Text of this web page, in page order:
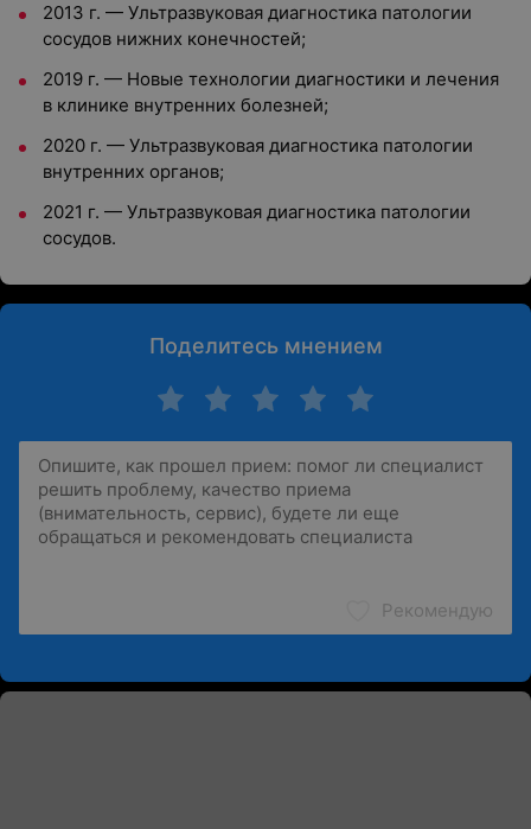
2013 г. — Ультразвуковая диагностика патологии
сосудов нижних конечностей;
2019 г. — Новые технологии диагностики и лечения
в клинике внутренних болезней;
2020 г. — Ультразвуковая диагностика патологии
внутренних органов;
2021 г. — Ультразвуковая диагностика патологии
сосудов.
Поделитесь мнением
Рекомендую